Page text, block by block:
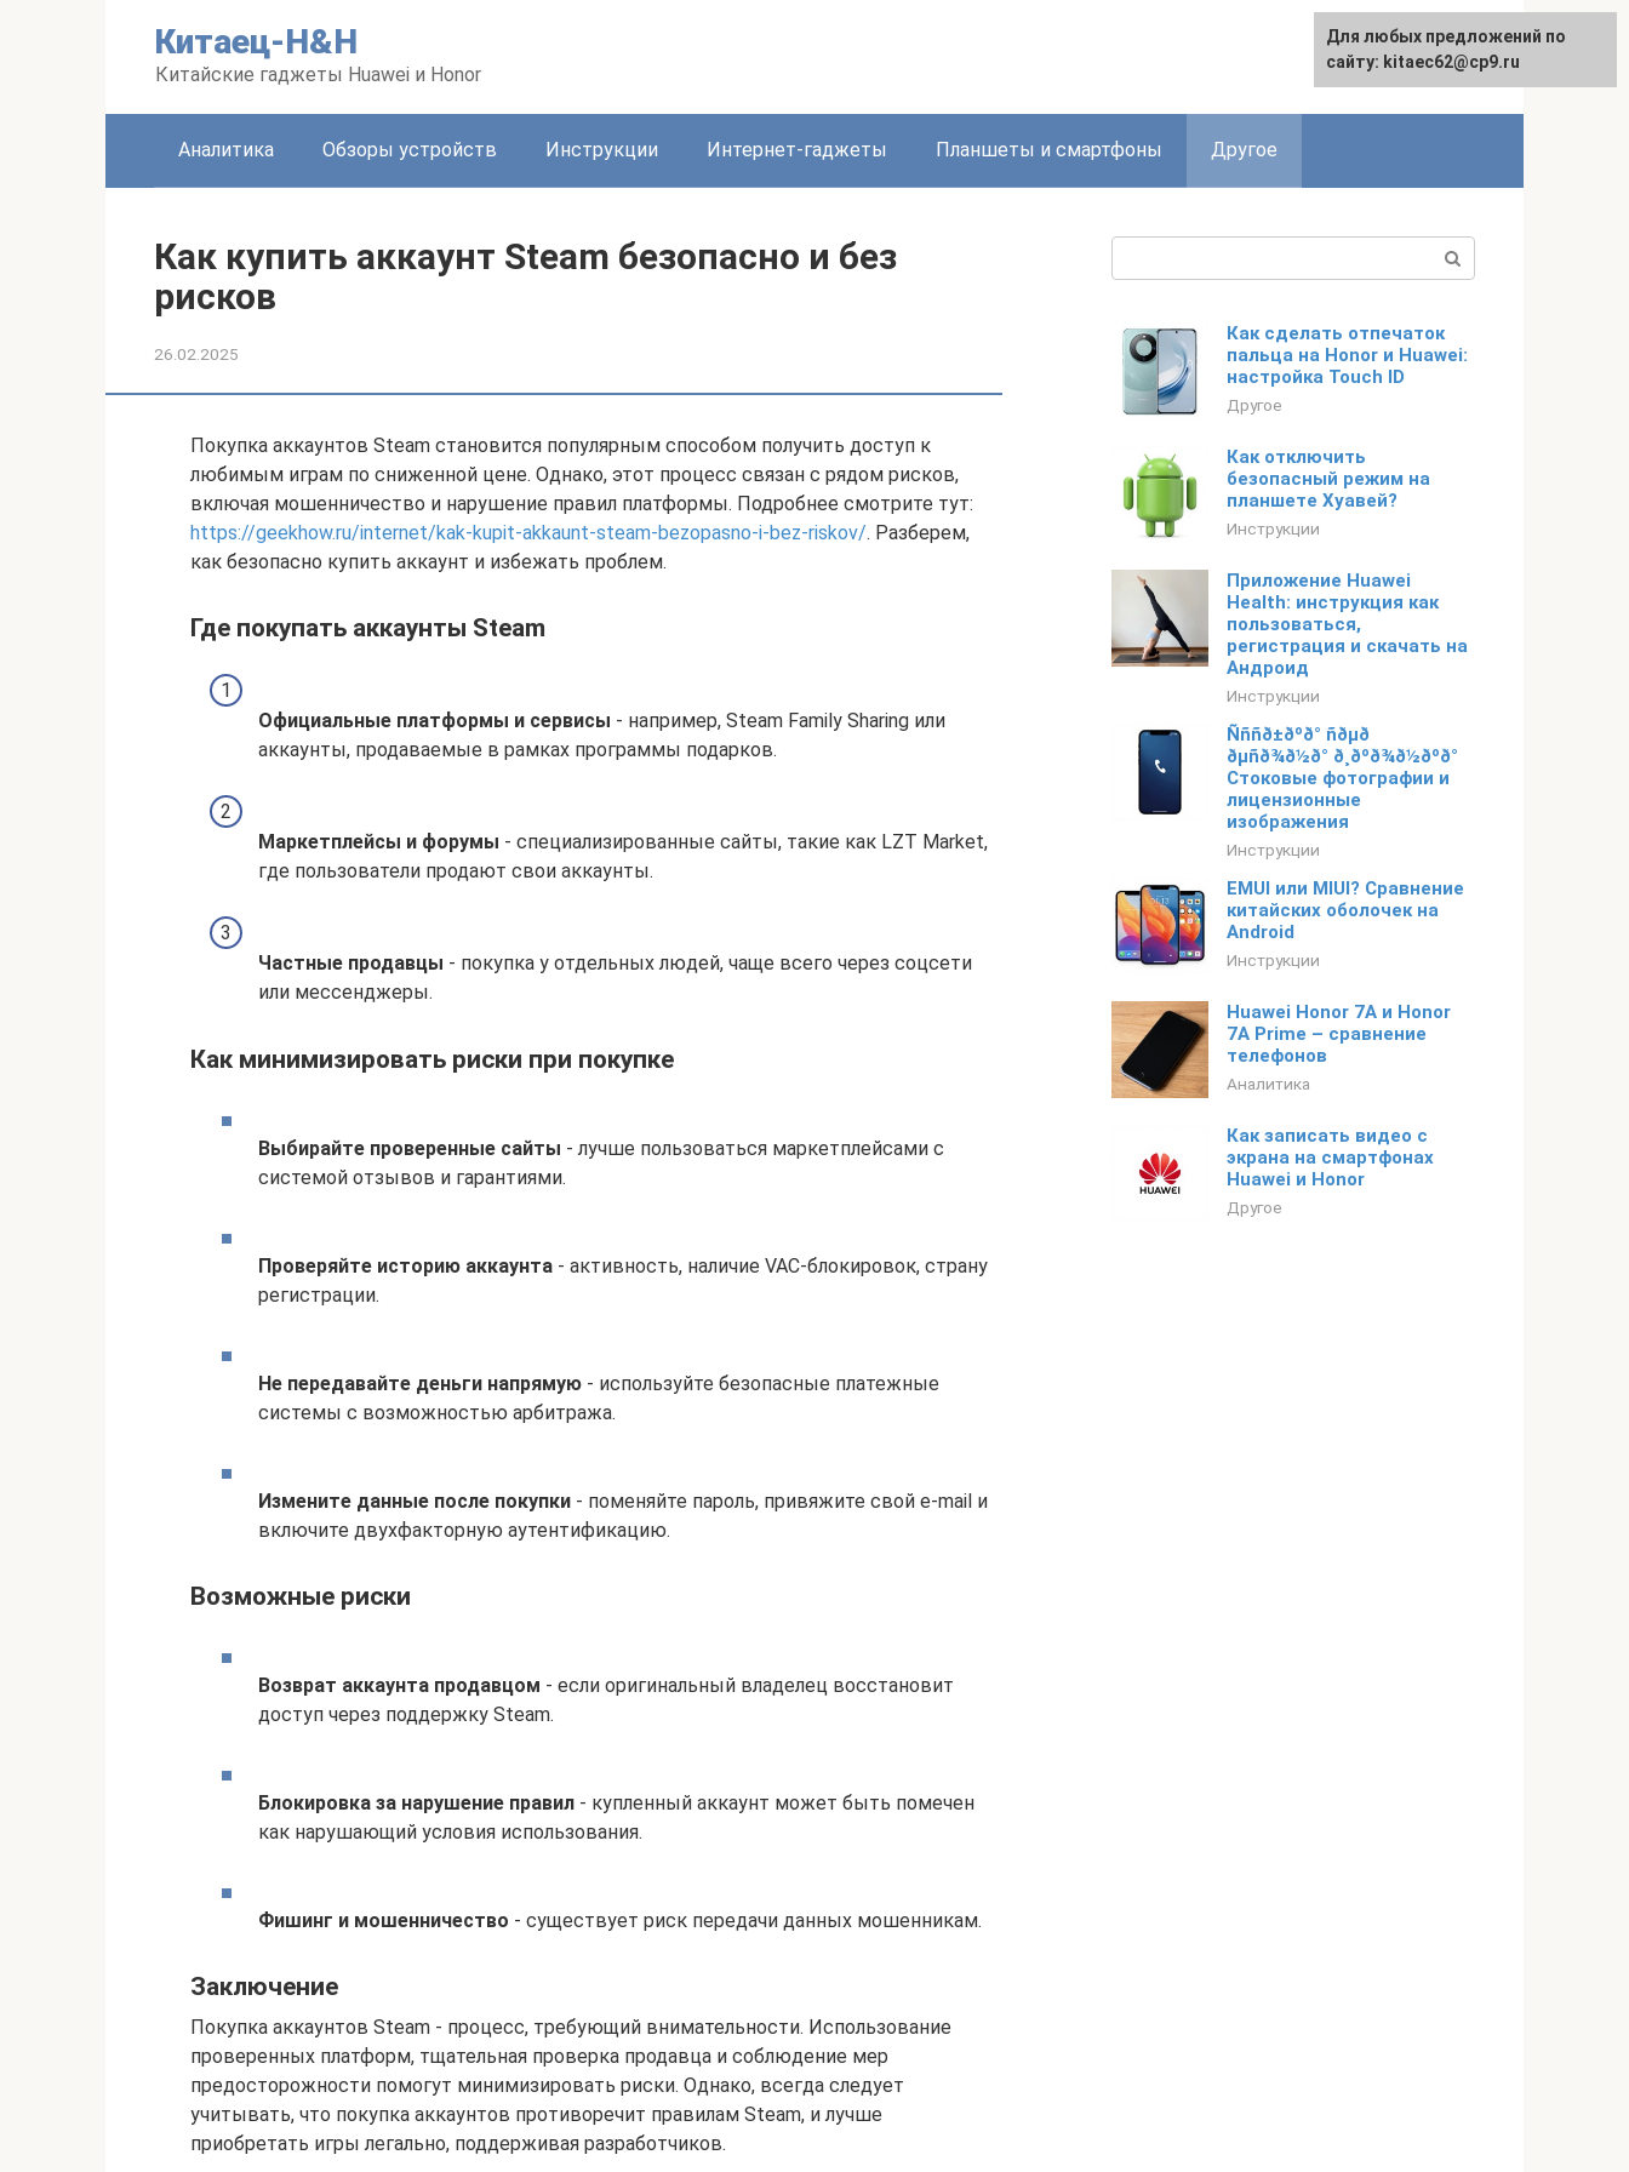
Китаец-H&H
Китайские гаджеты Huawei и Honor
Аналитика Обзоры устройств Инструкции Интернет-гаджеты Планшеты и смартфоны Другое
Как купить аккаунт Steam безопасно и без
рисков
26.02.2025
Покупка аккаунтов Steam становится популярным способом получить доступ к
любимым играм по сниженной цене. Однако, этот процесс связан с рядом рисков,
включая мошенничество и нарушение правил платформы. Подробнее смотрите тут:
https://geekhow.ru/internet/kak-kupit-akkaunt-steam-bezopasno-i-bez-riskov/. Разберем,
как безопасно купить аккаунт и избежать проблем.
Где покупать аккаунты Steam
Официальные платформы и сервисы - например, Steam Family Sharing или
аккаунты, продаваемые в рамках программы подарков.
Маркетплейсы и форумы - специализированные сайты, такие как LZT Market,
где пользователи продают свои аккаунты.
Частные продавцы - покупка у отдельных людей, чаще всего через соцсети
или мессенджеры.
Как минимизировать риски при покупке
Выбирайте проверенные сайты - лучше пользоваться маркетплейсами с
системой отзывов и гарантиями.
Проверяйте историю аккаунта - активность, наличие VAC-блокировок, страну
регистрации.
Не передавайте деньги напрямую - используйте безопасные платежные
системы с возможностью арбитража.
Измените данные после покупки - поменяйте пароль, привяжите свой e-mail и
включите двухфакторную аутентификацию.
Возможные риски
Возврат аккаунта продавцом - если оригинальный владелец восстановит
доступ через поддержку Steam.
Блокировка за нарушение правил - купленный аккаунт может быть помечен
как нарушающий условия использования.
Фишинг и мошенничество - существует риск передачи данных мошенникам.
Заключение
Покупка аккаунтов Steam - процесс, требующий внимательности. Использование
проверенных платформ, тщательная проверка продавца и соблюдение мер
предосторожности помогут минимизировать риски. Однако, всегда следует
учитывать, что покупка аккаунтов противоречит правилам Steam, и лучше
приобретать игры легально, поддерживая разработчиков.
Как сделать отпечаток
пальца на Honor и Huawei:
настройка Touch ID
Другое
Как отключить
безопасный режим на
планшете Хуавей?
Инструкции
Приложение Huawei
Health: инструкция как
пользоваться,
регистрация и скачать на
Андроид
Инструкции
Ñññð±ðºð° ñðµð
ðµñð¾ð½ð° ð¸ðºð¾ð½ðºð°
Стоковые фотографии и
лицензионные
изображения
Инструкции
EMUI или MIUI? Сравнение
китайских оболочек на
Android
Инструкции
Huawei Honor 7A и Honor
7A Prime – сравнение
телефонов
Аналитика
Как записать видео с
экрана на смартфонах
Huawei и Honor
Другое
Для любых предложений по
сайту: kitaec62@cp9.ru